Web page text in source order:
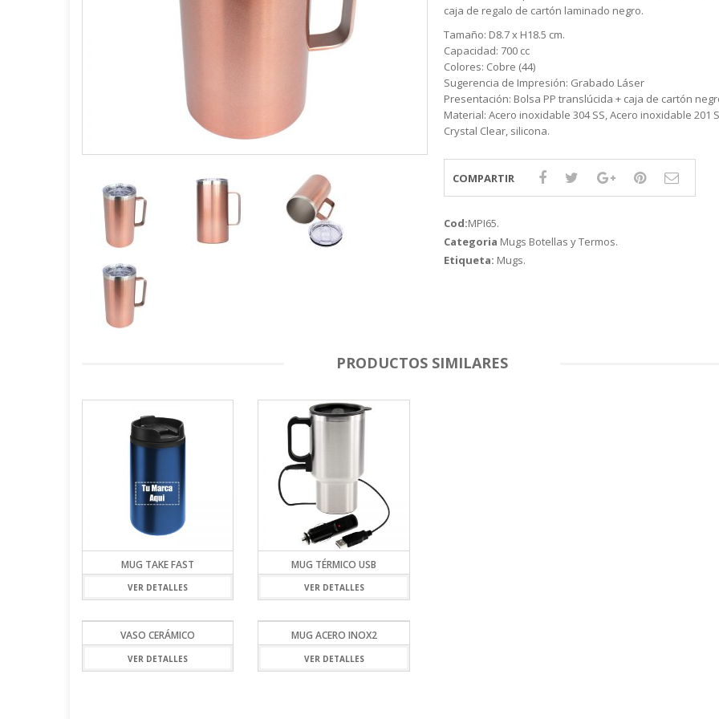
GOURMET Y BBQ
TIEMPO LIBRE Y VIAJE
ACCESORIOS AUTO
GALVANOS Y MEDALLAS
caja de regalo de cartón laminado negro.
Tamaño: D8.7 x H18.5 cm.
Capacidad: 700 cc
Colores: Cobre (44)
Sugerencia de Impresión: Grabado Láser
Presentación: Bolsa PP translúcida + caja de cartón
Material: Acero inoxidable 304 SS, Acero inoxidable 201
Crystal Clear, silicona.
COMPARTIR
Cod:MPI65.
Categoria Mugs Botellas y Termos.
Etiqueta: Mugs.
PRODUCTOS SIMILARES
MUG TAKE FAST
VER DETALLES
MUG TÉRMICO USB
VER DETALLES
VASO CERÁMICO
VER DETALLES
MUG ACERO INOX2
VER DETALLES